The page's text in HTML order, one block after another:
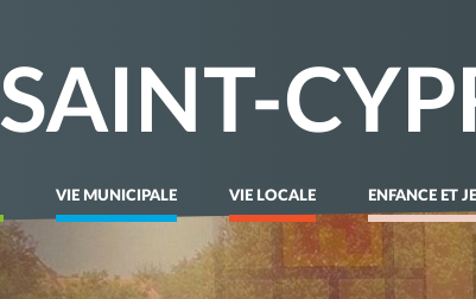
SAINT-
VIE MUNICIPALE VIE LOCALE ENFANCE ET